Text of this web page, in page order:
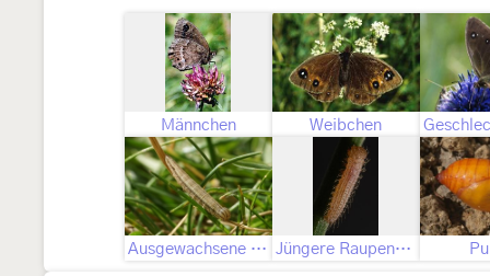
Männchen Weibchen
Ausgewachsene Raupe Jüngere Raupenstadien